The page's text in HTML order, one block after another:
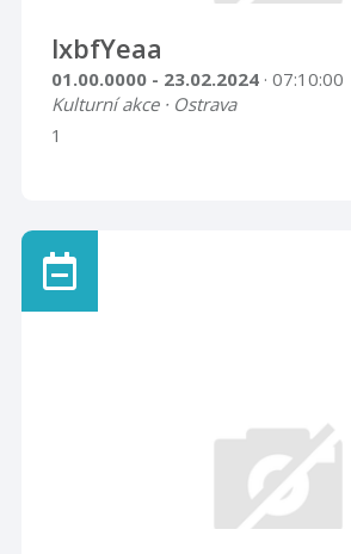
lxbfYeaa
01.00.0000 - 23.02.2024 · 07:10:00
Kulturní akce · Ostrava
1